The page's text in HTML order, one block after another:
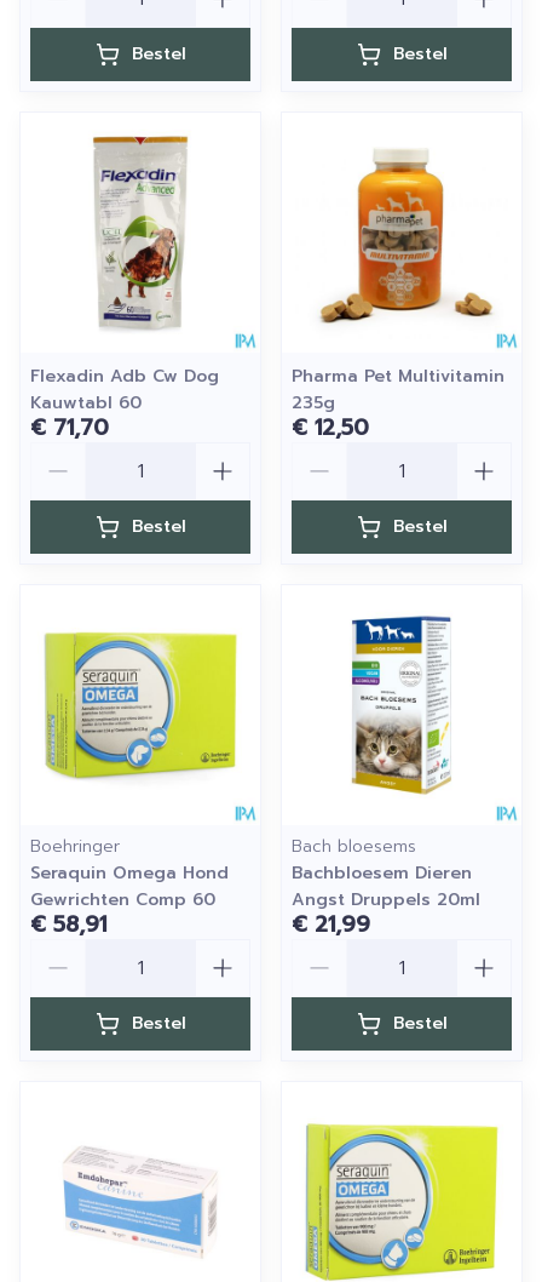
Bestel Bestel
Flexadin Adb Cw Dog
Kauwtabl 60
€ 71,70
Bestel
Pharma Pet Multivitamin
235g
€ 12,50
Bestel
Boehringer
Seraquin Omega Hond
Gewrichten Comp 60
€ 58,91
Bestel
Bach bloesems
Bachbloesem Dieren
Angst Druppels 20ml
€ 21,99
Bestel